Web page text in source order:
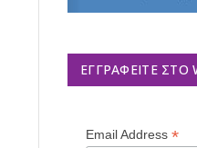
ΕΓΓΡΑΦΕΊΤΕ ΣΤΟ
Email Address *